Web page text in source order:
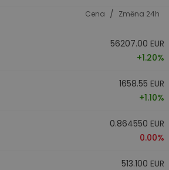
Cena / Změna 24h
56207.00 EUR
+1.20%
1658.55 EUR
+1.10%
0.864550 EUR
0.00%
513.100 EUR